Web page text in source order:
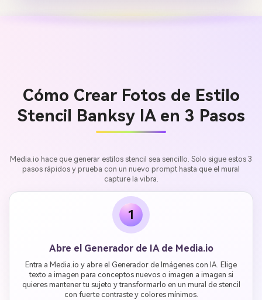
Cómo Crear Fotos de Estilo
Stencil Banksy IA en 3 Pasos
Media.io hace que generar estilos stencil sea sencillo. Solo sigue estos 3
pasos rápidos y prueba con un nuevo prompt hasta que el mural
capture la vibra.
1
Abre el Generador de IA de Media.io
Entra a Media.io y abre el Generador de Imágenes con IA. Elige
texto a imagen para conceptos nuevos o imagen a imagen si
quieres mantener tu sujeto y transformarlo en un mural de stencil
con fuerte contraste y colores mínimos.